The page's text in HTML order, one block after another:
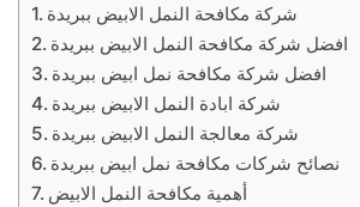
شركة مكافحة النمل الابيض ببريدة
افضل شركة مكافحة النمل الابيض ببريدة
افضل شركة مكافحة نمل ابيض ببريدة
شركة ابادة النمل الابيض ببريدة
شركة معالجة النمل الابيض ببريدة
نصائح شركات مكافحة نمل ابيض ببريدة
أهمية مكافحة النمل الابيض